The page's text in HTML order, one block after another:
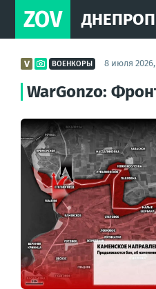
ZOV
ВОЕНКОРЫ 8 июля 2026,
WarGonzo: